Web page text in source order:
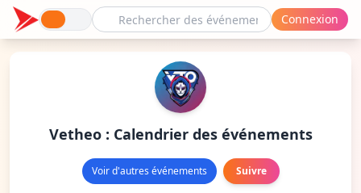
Connexion
Vetheo : Calendrier des événements
Voir d'autres événements Suivre